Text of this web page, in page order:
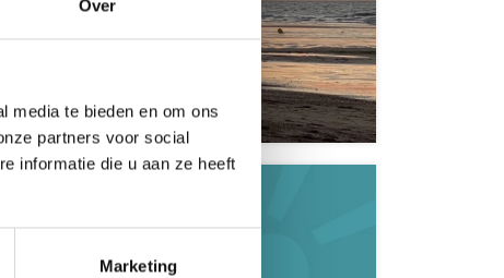
Over
media te bieden en om ons
partners voor social
informatie die u aan ze heeft
Marketing